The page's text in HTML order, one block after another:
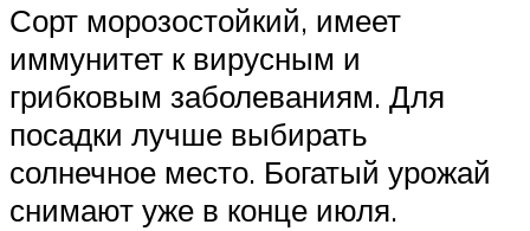
Сорт морозостойкий, имеет
иммунитет к вирусным и
грибковым заболеваниям. Для
посадки лучше выбирать
солнечное место. Богатый урожай
снимают уже в конце июля.